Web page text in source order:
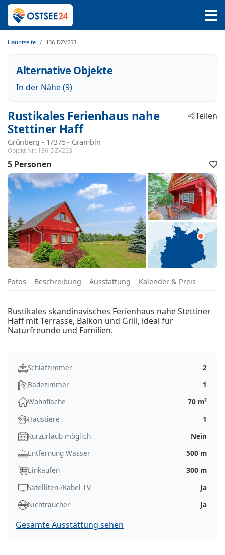
Hauptseite 136-DZV253
Alternative Objekte
In der Nähe (9)
Rustikales Ferienhaus nahe
Stettiner Haff
Grünberg - 17375 - Grambin
Objekt Nr.: 136-DZV253
Teilen
5 Personen
Fotos Beschreibung Ausstattung Kalender & Preis
Rustikales skandinavisches Ferienhaus nahe Stettiner
Haff mit Terrasse, Balkon und Grill, ideal für
Naturfreunde und Familien.
Schlafzimmer
2
Badezimmer
1
Wohnfläche
70 m²
Haustiere
1
Kurzurlaub möglich
Nein
Entfernung Wasser
500 m
Einkaufen
300 m
Satelliten-/Kabel TV
Ja
Nichtraucher
Ja
Gesamte Ausstattung sehen